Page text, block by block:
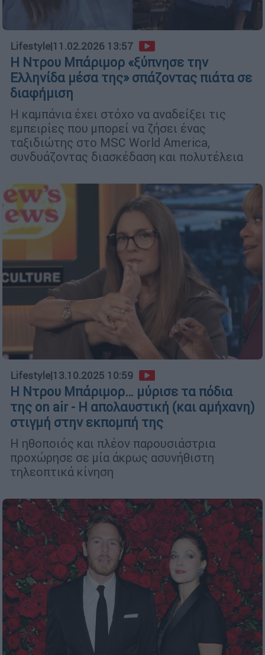
Lifestyle|11.02.2026 13:57
Η Ντρου Μπάριμορ «ξύπνησε την
Ελληνίδα μέσα της» σπάζοντας πιάτα σε
διαφήμιση
Η καμπάνια έχει στόχο να αναδείξει τις
εμπειρίες που μπορεί να ζήσει ένας
ταξιδιώτης στο MSC World America,
συνδυάζοντας διασκέδαση και πολυτέλεια
Lifestyle|13.10.2025 10:59
Η Ντρου Μπάριμορ… μύρισε τα πόδια
της on air - Η απολαυστική (και αμήχανη)
στιγμή στην εκπομπή της
Η ηθοποιός και πλέον παρουσιάστρια
προχώρησε σε μία άκρως ασυνήθιστη
τηλεοπτικά κίνηση